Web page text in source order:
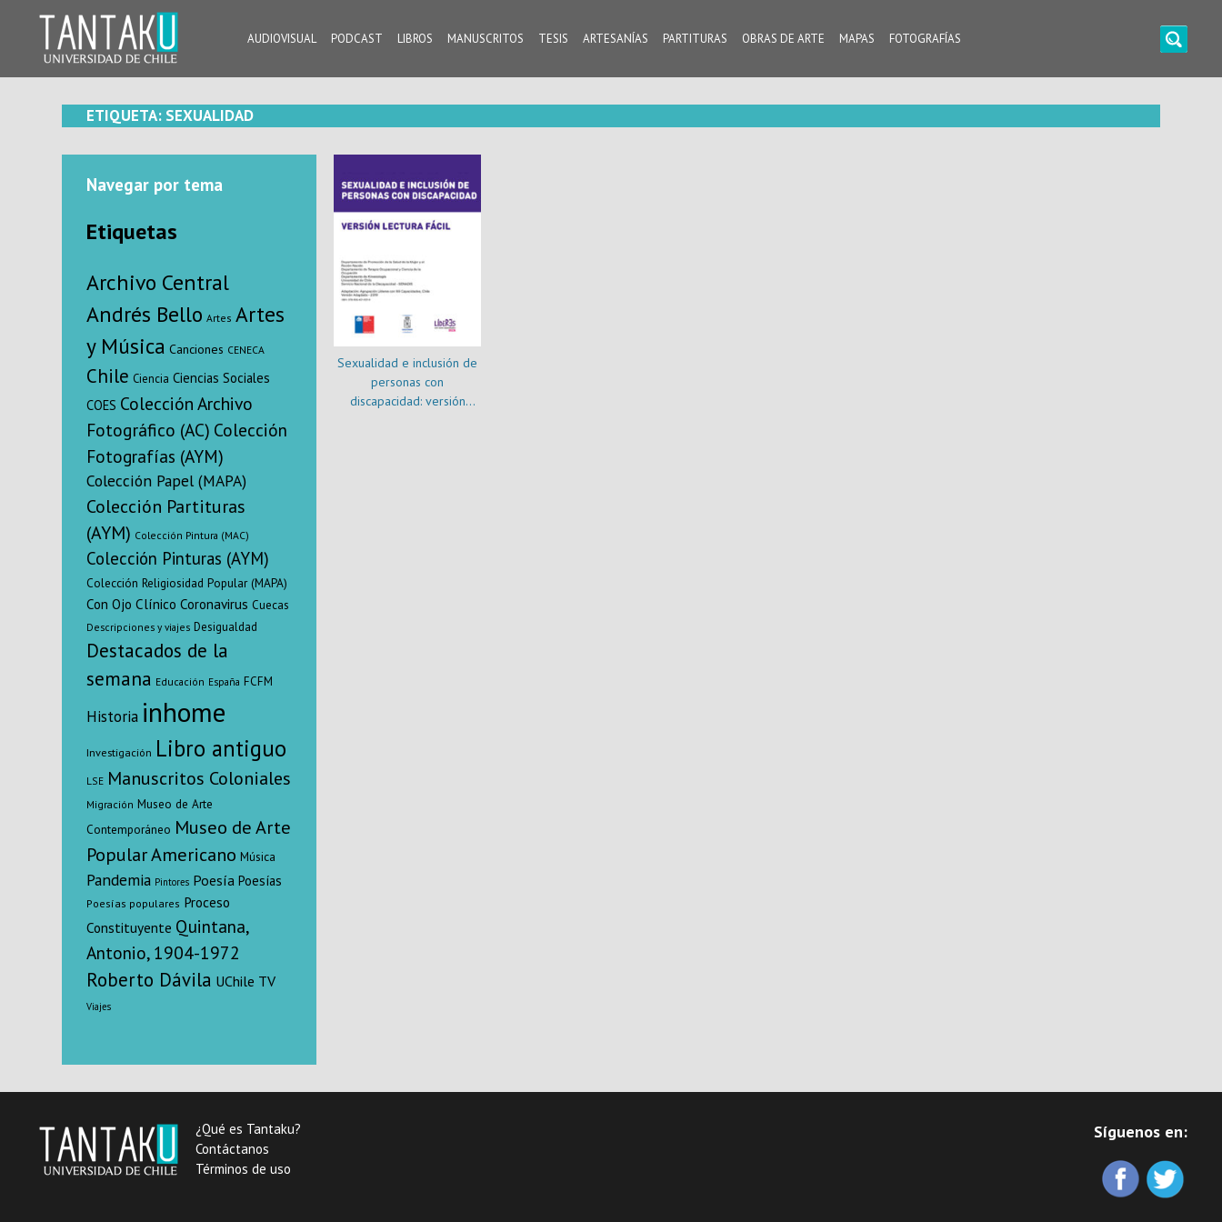
content
AUDIOVISUAL PODCAST LIBROS MANUSCRITOS TESIS ARTESANÍAS PARTITURAS OBRAS DE ARTE MAPAS FOTOGRAFÍAS
ETIQUETA: SEXUALIDAD
Navegar por tema
Etiquetas
Archivo Central
Andrés Bello Artes Artes
y Música Canciones CENECA
Chile Ciencia Ciencias Sociales
COES Colección Archivo
Fotográfico (AC) Colección
Fotografías (AYM)
Colección Papel (MAPA)
Colección Partituras
(AYM) Colección Pintura (MAC)
Colección Pinturas (AYM)
Colección Religiosidad Popular (MAPA)
Con Ojo Clínico Coronavirus Cuecas
Descripciones y viajes Desigualdad
Destacados de la
semana Educación España FCFM
Historia inhome
Investigación Libro antiguo
LSE Manuscritos Coloniales
Migración Museo de Arte
Contemporáneo Museo de Arte
Popular Americano Música
Pandemia Pintores Poesía Poesías
Poesías populares Proceso
Constituyente Quintana,
Antonio, 1904-1972
Roberto Dávila UChile TV
Viajes
Sexualidad e inclusión de
personas con
discapacidad: versión
¿Qué es Tantaku?
Contáctanos
Términos de uso
Síguenos en: